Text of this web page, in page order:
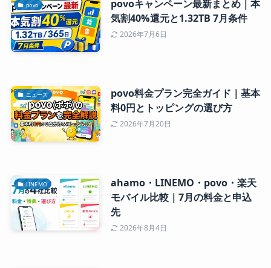
povo
povoキャンペーン最新まとめ｜本
気割40%還元と1.32TB 7月条件
2026年7月6日
ニュース
povo料金プラン完全ガイド｜基本
料0円とトッピングの選び方
2026年7月20日
LINEMO
ahamo・LINEMO・povo・楽天
モバイル比較｜7月の料金と申込
先
2026年8月4日